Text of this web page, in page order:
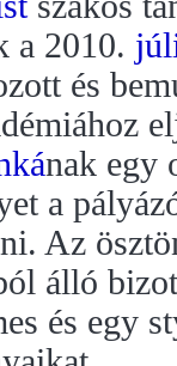
a 2010.
és
nak egy
a
Az
álló
és egy